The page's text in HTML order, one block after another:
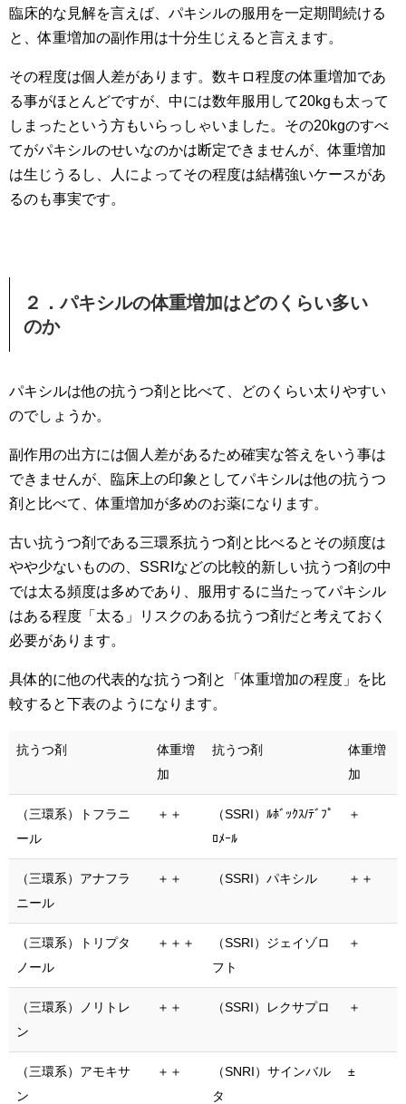
臨床的な見解を言えば、パキシルの服用を一定期間続ける
と、体重増加の副作用は十分生じえると言えます。
その程度は個人差があります。数キロ程度の体重増加であ
る事がほとんどですが、中には数年服用して20kgも太って
しまったという方もいらっしゃいました。その20kgのすべ
てがパキシルのせいなのかは断定できませんが、体重増加
は生じうるし、人によってその程度は結構強いケースがあ
るのも事実です。
２．パキシルの体重増加はどのくらい多い
のか
パキシルは他の抗うつ剤と比べて、どのくらい太りやすい
のでしょうか。
副作用の出方には個人差があるため確実な答えをいう事は
できませんが、臨床上の印象としてパキシルは他の抗うつ
剤と比べて、体重増加が多めのお薬になります。
古い抗うつ剤である三環系抗うつ剤と比べるとその頻度は
やや少ないものの、SSRIなどの比較的新しい抗うつ剤の中
では太る頻度は多めであり、服用するに当たってパキシル
はある程度「太る」リスクのある抗うつ剤だと考えておく
必要があります。
具体的に他の代表的な抗うつ剤と「体重増加の程度」を比
較すると下表のようになります。
抗うつ剤
体重増
加
抗うつ剤
体重増
加
（三環系）トフラニ
ール
＋＋
（SSRI）ﾙﾎﾞｯｸｽ/ﾃﾞﾌﾟ
ﾛﾒｰﾙ
＋
（三環系）アナフラ
ニール
＋＋ （SSRI）パキシル ＋＋
（三環系）トリプタ
ノール
＋＋＋
（SSRI）ジェイゾロ
フト
＋
（三環系）ノリトレ
ン
＋＋ （SSRI）レクサプロ ＋
（三環系）アモキサ
ン
＋＋
（SNRI）サインバル
タ
±